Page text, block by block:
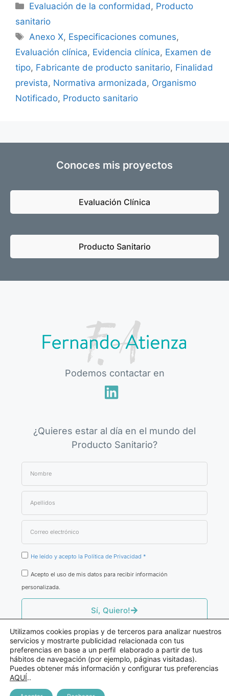
Evaluación de la conformidad , Producto
sanitario
Anexo X, Especificaciones comunes,
Evaluación clínica, Evidencia clínica, Examen de
tipo, Fabricante de producto sanitario, Finalidad
prevista, Normativa armonizada, Organismo
Notificado, Producto sanitario
Conoces mis proyectos
Evaluación Clínica
Producto Sanitario
Podemos contactar en
¿Quieres estar al día en el mundo del
Producto Sanitario?
He leído y acepto la Política de Privacidad *
Acepto el uso de mis datos para recibir información
personalizada.
Sí, Quiero!
© Fernando Atienza
Utilizamos cookies propias y de terceros para analizar nuestros
servicios y mostrarte publicidad relacionada con tus
preferencias en base a un perfil elaborado a partir de tus
hábitos de navegación (por ejemplo, páginas visitadas).
Puedes obtener más información y configurar tus preferencias
AQUÍ..